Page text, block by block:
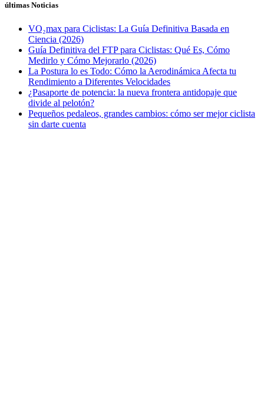
últimas Noticias
VO₂max para Ciclistas: La Guía Definitiva Basada en
Ciencia (2026)
Guía Definitiva del FTP para Ciclistas: Qué Es, Cómo
Medirlo y Cómo Mejorarlo (2026)
La Postura lo es Todo: Cómo la Aerodinámica Afecta tu
Rendimiento a Diferentes Velocidades
¿Pasaporte de potencia: la nueva frontera antidopaje que
divide al pelotón?
Pequeños pedaleos, grandes cambios: cómo ser mejor ciclista
sin darte cuenta